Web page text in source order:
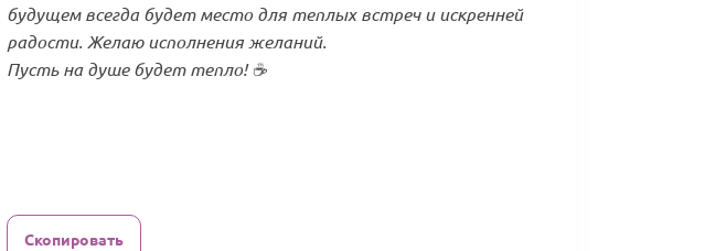
будущем всегда будет место для теплых встреч и искренней
радости. Желаю исполнения желаний.
Пусть на душе будет тепло! ☕
Скопировать